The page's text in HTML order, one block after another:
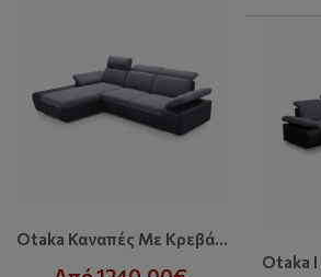
Otaka Καναπές Με Κρεβάτι Και Αποθηκευτικό Χώρο